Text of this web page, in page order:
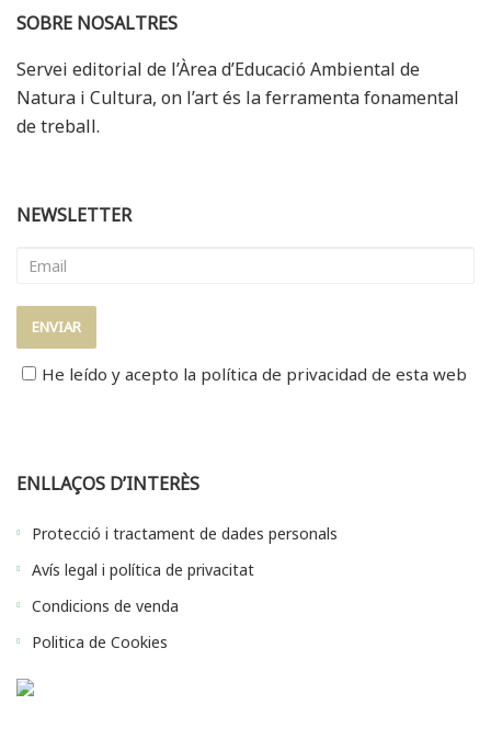
SOBRE NOSALTRES
Servei editorial de l’Àrea d’Educació Ambiental de
Natura i Cultura, on l’art és la ferramenta fonamental
de treball.
NEWSLETTER
He leído y acepto la política de privacidad de esta web
ENLLAÇOS D’INTERÈS
Protecció i tractament de dades personals
Avís legal i política de privacitat
Condicions de venda
Politica de Cookies